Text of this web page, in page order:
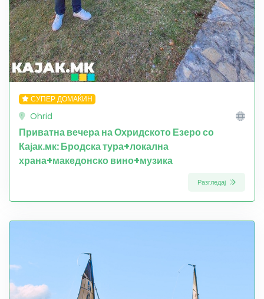
СУПЕР ДОМАЌИН
Ohrid
Приватна вечера на Охридското Езеро со
Кајак.мк: Бродска тура+локална
храна+македонско вино+музика
Разгледај